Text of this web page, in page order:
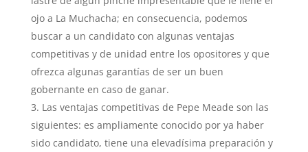
ojo a La Muchacha; en consecuencia, podemos
buscar a un candidato con algunas ventajas
competitivas y de unidad entre los opositores y que
ofrezca algunas garantías de ser un buen
gobernante en caso de ganar.
Las ventajas competitivas de Pepe Meade son las
siguientes: es ampliamente conocido por ya haber
sido candidato, tiene una elevadísima preparación y